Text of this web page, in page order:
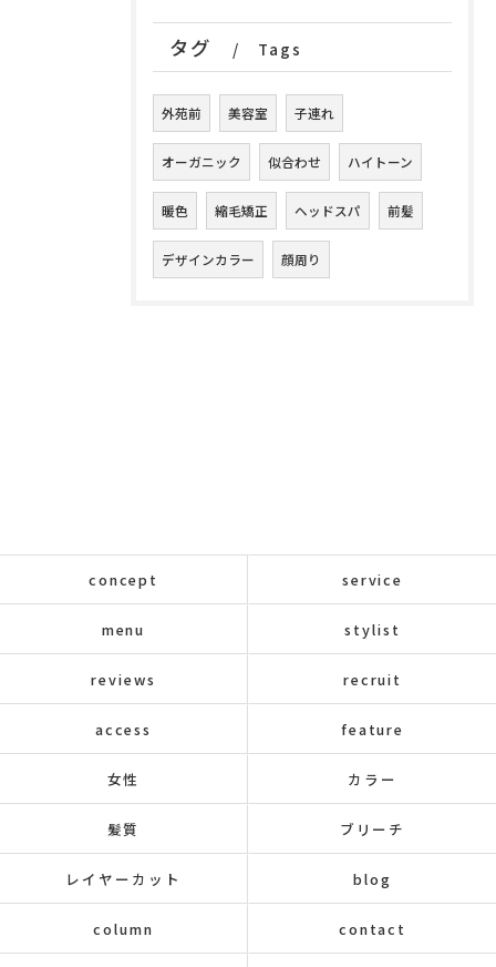
タグ Tags
外苑前 美容室 子連れ
オーガニック 似合わせ ハイトーン
暖色 縮毛矯正 ヘッドスパ 前髪
デザインカラー 顔周り
concept service
menu stylist
reviews recruit
access feature
女性 カラー
髪質 ブリーチ
レイヤーカット blog
column contact